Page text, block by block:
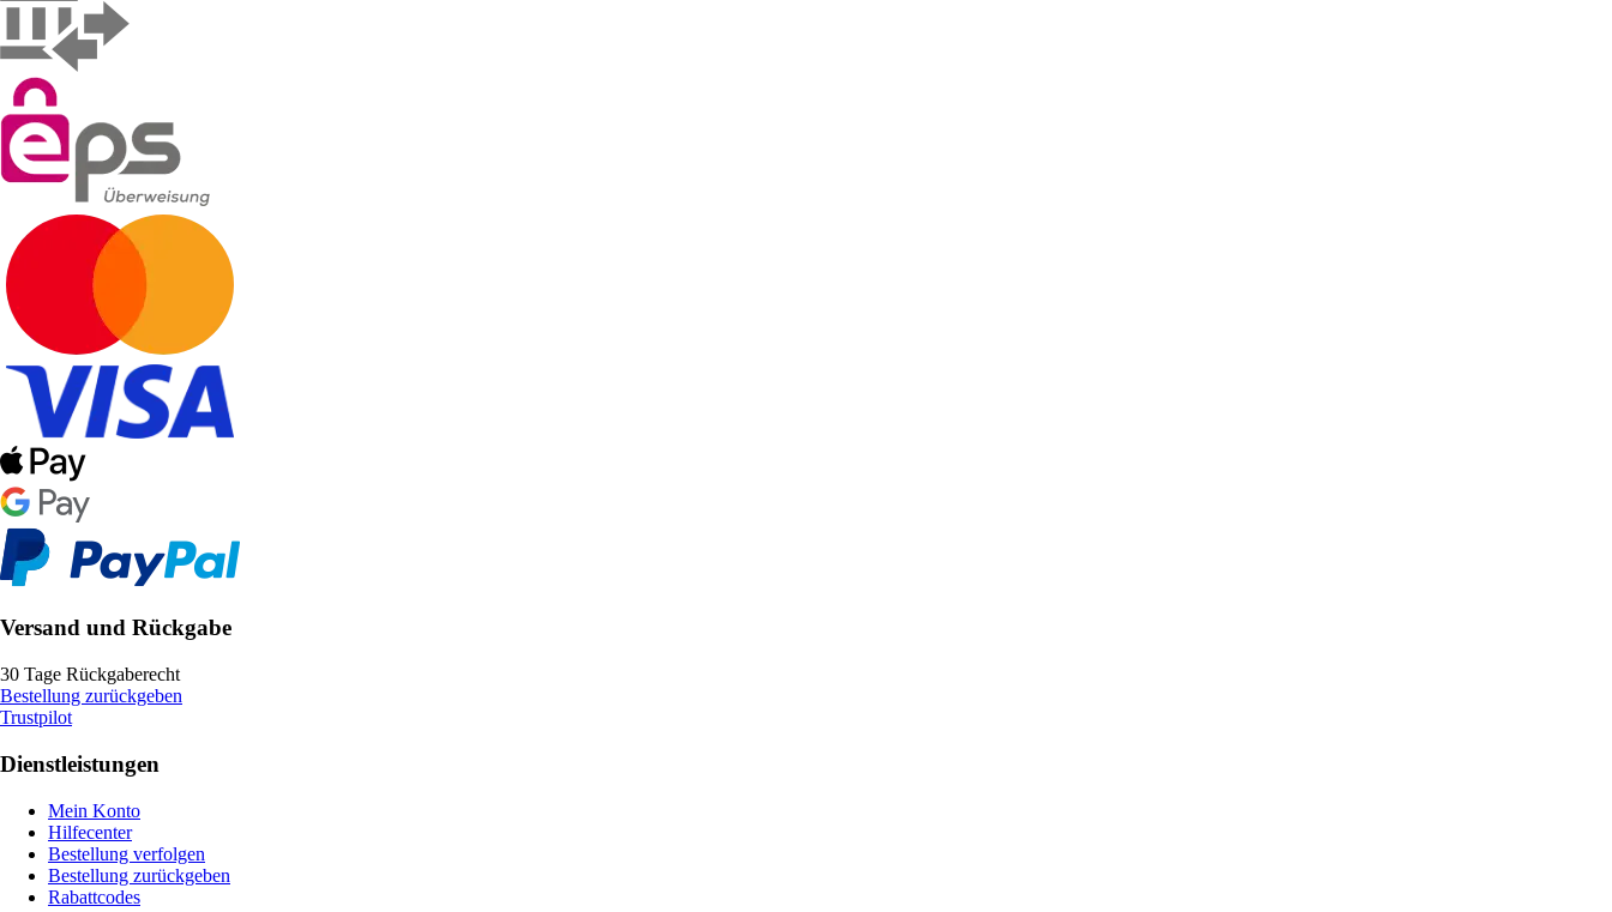
Versand und Rückgabe
30 Tage Rückgaberecht
Bestellung zurückgeben
Trustpilot
Dienstleistungen
Mein Konto
Hilfecenter
Bestellung verfolgen
Bestellung zurückgeben
Rabattcodes